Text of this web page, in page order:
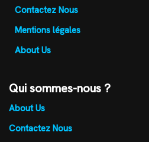
Contactez Nous
Mentions légales
About Us
Qui sommes-nous ?
About Us
Contactez Nous